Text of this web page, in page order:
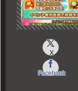
X
Facebook